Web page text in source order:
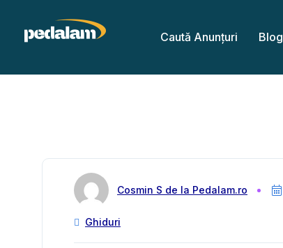
Caută Anunțuri Blog
Cosmin S de la Pedalam.ro
Ghiduri